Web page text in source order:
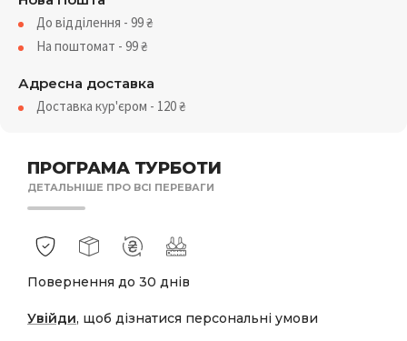
ПРОГРАМА ТУРБОТИ
ДЕТАЛЬНІШЕ ПРО ВСІ ПЕРЕВАГИ
Повернення до 30 днів
Увійди, щоб дізнатися персональні умови
До відділення - 99₴
На поштомат - 99₴
Адресна доставка
Доставка кур'єром - 120₴